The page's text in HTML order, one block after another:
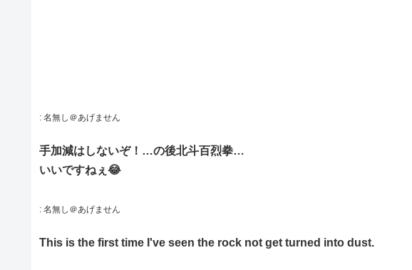
: 名無し＠あげません
手加減はしないぞ！…の後北斗百烈拳…
いいですねぇ😂
: 名無し＠あげません
This is the first time I've seen the rock not get turned into dust.